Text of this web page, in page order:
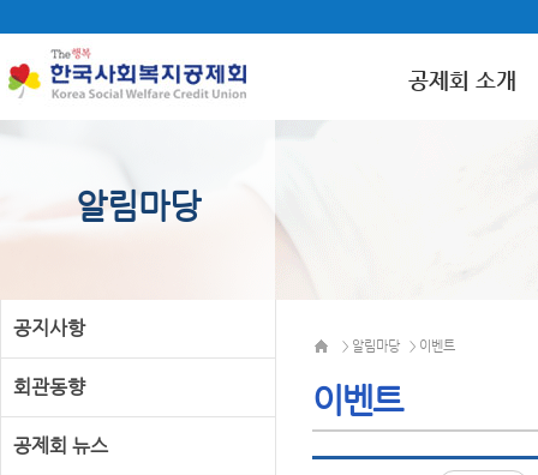
공제회 소개
알림마당
공지사항
회관동향
공제회 뉴스
> 알림마당 > 이벤트
이벤트